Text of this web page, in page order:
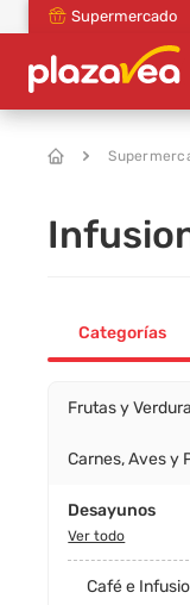
Supermercado
Categorías
Frutas y
Carnes, Aves y
Desayunos
Ver todo
Café e